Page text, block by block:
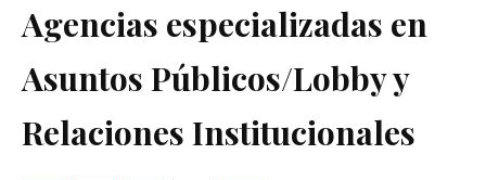
Agencias especializadas en
Asuntos Públicos/Lobby y
Relaciones Institucionales